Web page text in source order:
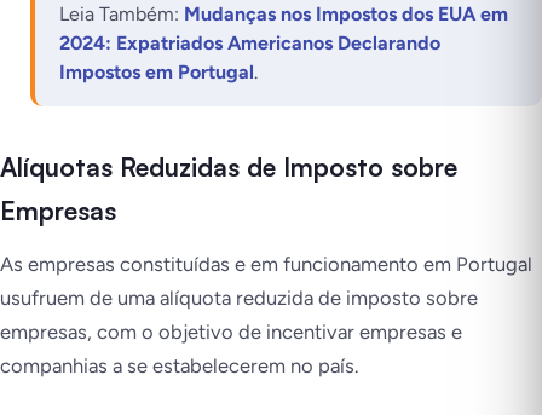
Leia Também: Mudanças nos Impostos dos EUA em
2024: Expatriados Americanos Declarando
Impostos em Portugal.
Alíquotas Reduzidas de Imposto sobre
Empresas
As empresas constituídas e em funcionamento em Portugal
usufruem de uma alíquota reduzida de imposto sobre
empresas, com o objetivo de incentivar empresas e
companhias a se estabelecerem no país.